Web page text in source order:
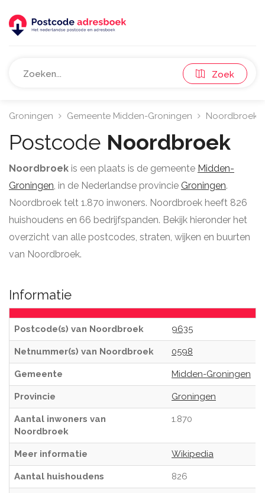
Zoek
Groningen Gemeente Midden-Groningen Noordbroek
Postcode Noordbroek
Noordbroek is een plaats is de gemeente Midden-
Groningen, in de Nederlandse provincie Groningen.
Noordbroek telt 1.870 inwoners. Noordbroek heeft 826
huishoudens en 66 bedrijfspanden. Bekijk hieronder het
overzicht van alle postcodes, straten, wijken en buurten
van Noordbroek.
Informatie
Postcode(s) van Noordbroek 9635
Netnummer(s) van Noordbroek 0598
Gemeente Midden-Groningen
Provincie Groningen
Aantal inwoners van
Noordbroek
1.870
Meer informatie Wikipedia
Aantal huishoudens 826